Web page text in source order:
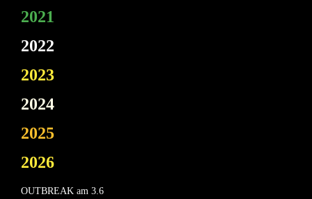
2021
2022
2023
2024
2025
2026
OUTBREAK am 3.6